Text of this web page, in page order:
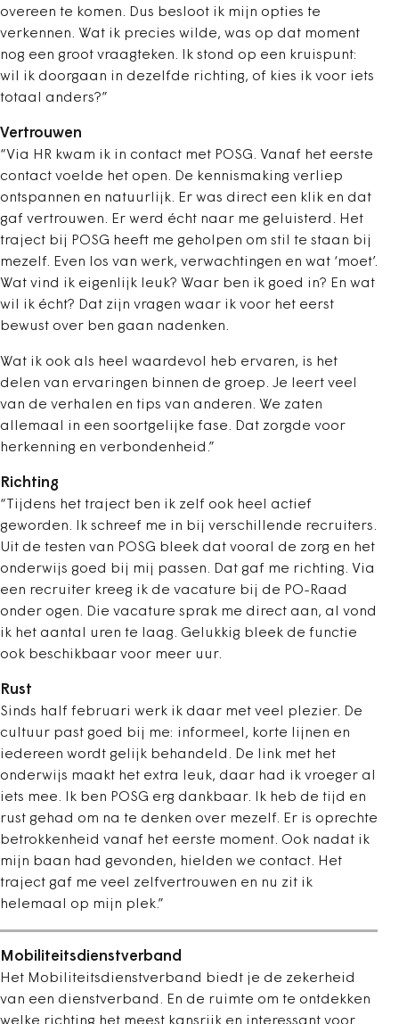
overeen te komen. Dus besloot ik mijn opties te
verkennen. Wat ik precies wilde, was op dat moment
nog een groot vraagteken. Ik stond op een kruispunt:
wil ik doorgaan in dezelfde richting, of kies ik voor iets
totaal anders?”
Vertrouwen
“Via HR kwam ik in contact met POSG. Vanaf het eerste
contact voelde het open. De kennismaking verliep
ontspannen en natuurlijk. Er was direct een klik en dat
gaf vertrouwen. Er werd écht naar me geluisterd. Het
traject bij POSG heeft me geholpen om stil te staan bij
mezelf. Even los van werk, verwachtingen en wat ‘moet’.
Wat vind ik eigenlijk leuk? Waar ben ik goed in? En wat
wil ik écht? Dat zijn vragen waar ik voor het eerst
bewust over ben gaan nadenken.
Wat ik ook als heel waardevol heb ervaren, is het
delen van ervaringen binnen de groep. Je leert veel
van de verhalen en tips van anderen. We zaten
allemaal in een soortgelijke fase. Dat zorgde voor
herkenning en verbondenheid.”
Richting
“Tijdens het traject ben ik zelf ook heel actief
geworden. Ik schreef me in bij verschillende recruiters.
Uit de testen van POSG bleek dat vooral de zorg en het
onderwijs goed bij mij passen. Dat gaf me richting. Via
een recruiter kreeg ik de vacature bij de PO-Raad
onder ogen. Die vacature sprak me direct aan, al vond
ik het aantal uren te laag. Gelukkig bleek de functie
ook beschikbaar voor meer uur.
Rust
Sinds half februari werk ik daar met veel plezier. De
cultuur past goed bij me: informeel, korte lijnen en
iedereen wordt gelijk behandeld. De link met het
onderwijs maakt het extra leuk, daar had ik vroeger al
iets mee. Ik ben POSG erg dankbaar. Ik heb de tijd en
rust gehad om na te denken over mezelf. Er is oprechte
betrokkenheid vanaf het eerste moment. Ook nadat ik
mijn baan had gevonden, hielden we contact. Het
traject gaf me veel zelfvertrouwen en nu zit ik
helemaal op mijn plek.”
Mobiliteitsdienstverband
Het Mobiliteitsdienstverband biedt je de zekerheid
van een dienstverband. En de ruimte om te ontdekken